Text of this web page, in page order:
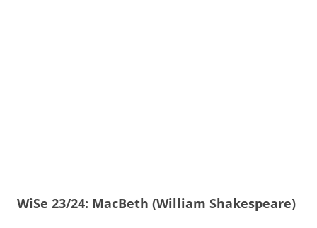
WiSe 23/24: MacBeth (William Shakespeare)